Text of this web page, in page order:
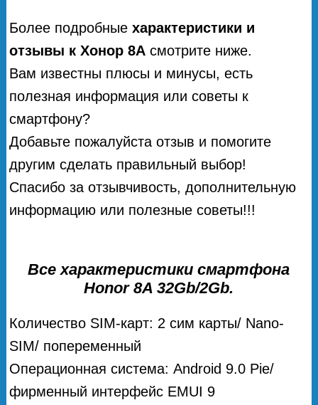
Более подробныехарактеристики и
отзывы к Хонор 8A смотрите ниже.
Вам известны плюсы и минусы, есть
полезная информация или советы к
смартфону?
Добавьте пожалуйста отзыв и помогите
другим сделать правильный выбор!
Спасибо за отзывчивость, дополнительную
информацию или полезные советы!!!
Все характеристики смартфона
Honor 8A 32Gb/2Gb.
Количество SIM-карт: 2 сим карты/ Nano-
SIM/ попеременный
Операционная система: Android 9.0 Pie/
фирменный интерфейс EMUI 9